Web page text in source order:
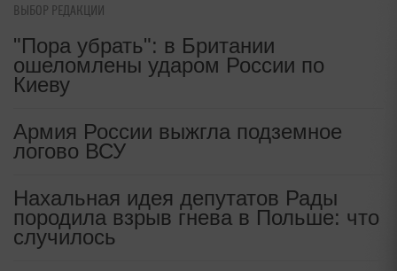
заявили о крахе украинской
обороны
Новый опасный вирус начал
убивать украинских пограничников
На Украине раскрыли
неожиданные последствия ареста
ВЫБОР РЕДАКЦИИ
"Пора убрать": в Британии
ошеломлены ударом России по
Киеву
Армия России выжгла подземное
логово ВСУ
Нахальная идея депутатов Рады
породила взрыв гнева в Польше: что
случилось